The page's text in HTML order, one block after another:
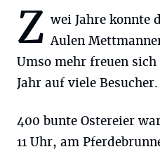
Z wei Jahre konnte
Aulen
Umso mehr freuen
Jahr auf viele Besucher.
400 bunte Ostereier
11 Uhr, am